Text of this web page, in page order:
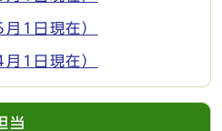
1日現在）
1日現在）
当